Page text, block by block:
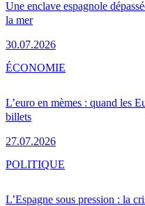
Une enclave espagnole
la mer
30.07.2026
L’euro en mèmes : quand les
billets
27.07.2026
ÉCONOMIE
L’Espagne sous pression : la
POLITIQUE